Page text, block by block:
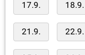
17.9. 18.9.
21.9. 22.9.